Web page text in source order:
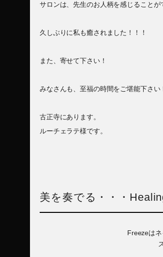
サロンは、先生のお人柄を感じることが
久しぶりに私も癒されました！！！
また、寄せて下さい！
みなさんも、至福の時間をご堪能下さい
古正寺にあります。
ルーチェラテ様です。
美を奏でる・・・
Freezeは